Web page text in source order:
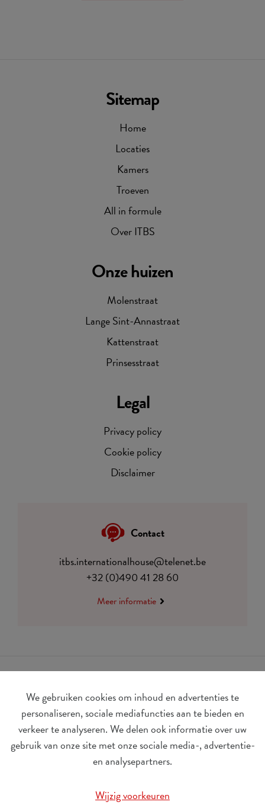
We gebruiken cookies om inhoud en advertenties te
personaliseren, sociale mediafuncties aan te bieden en
verkeer te analyseren. We delen ook informatie over uw
gebruik van onze site met onze sociale media-, advertentie-
en analysepartners.
Wijzig voorkeuren
Sitemap
Home
Locaties
Kamers
Troeven
All in formule
Over ITBS
Contact
itbs.internationalhouse@telenet.be
+32 (0)490 41 28 60
Meer informatie
Legal
Privacy policy
Cookie policy
Disclaimer
Onze huizen
Molenstraat
Lange Sint-Annastraat
Kattenstraat
Prinsesstraat
BE 0410.182.415
© Udesite